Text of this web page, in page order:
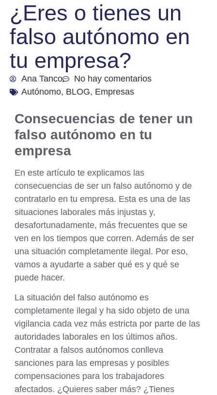
¿Eres o tienes un
falso autónomo en
tu empresa?
Ana Tanco
No hay comentarios
Autónomo, BLOG, Empresas
Consecuencias de tener un
falso autónomo en tu
empresa
En este artículo te explicamos las
consecuencias de ser un falso autónomo y de
contratarlo en tu empresa. Esta es una de las
situaciones laborales más injustas y,
desafortunadamente, más frecuentes que se
ven en los tiempos que corren. Además de ser
una situación completamente ilegal. Por eso,
vamos a ayudarte a saber qué es y qué se
puede hacer.
La situación del falso autónomo es
completamente ilegal y ha sido objeto de una
vigilancia cada vez más estricta por parte de las
autoridades laborales en los últimos años.
Contratar a falsos autónomos conlleva
sanciones para las empresas y posibles
compensaciones para los trabajadores
afectados. ¿Quieres saber más? ¿Tienes